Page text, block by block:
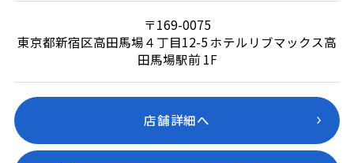
〒169-0075
東京都新宿区高田馬場４丁目12-5 ホテルリブマックス高
田馬場駅前 1F
店舗詳細へ